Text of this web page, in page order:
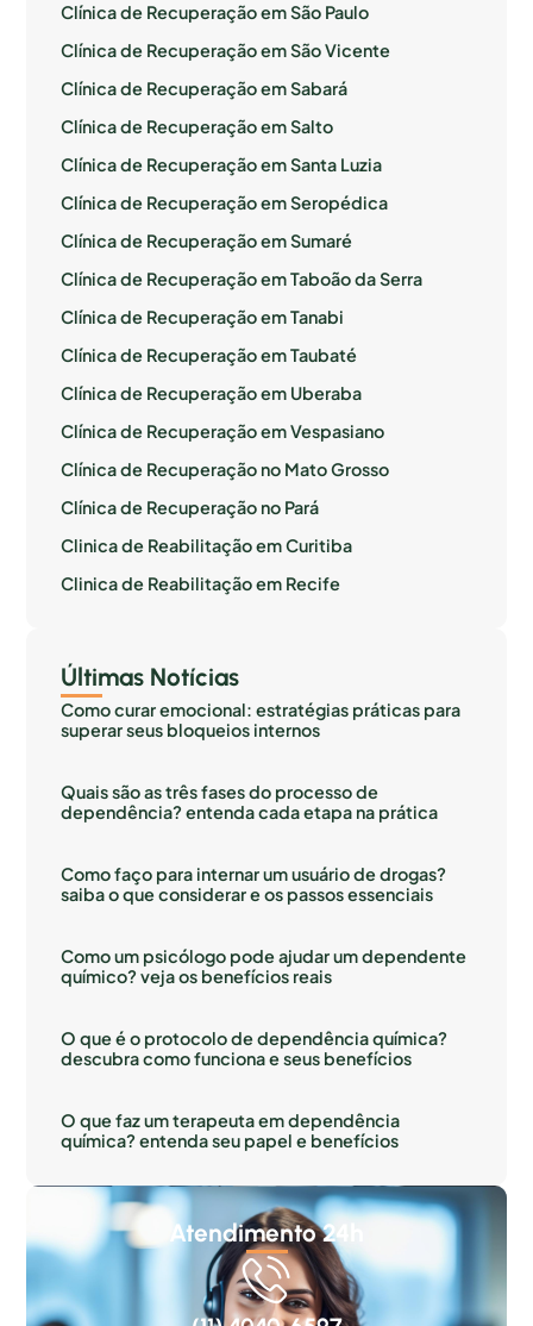
Clínica de Recuperação em São Paulo
Clínica de Recuperação em São Vicente
Clínica de Recuperação em Sabará
Clínica de Recuperação em Salto
Clínica de Recuperação em Santa Luzia
Clínica de Recuperação em Seropédica
Clínica de Recuperação em Sumaré
Clínica de Recuperação em Taboão da Serra
Clínica de Recuperação em Tanabi
Clínica de Recuperação em Taubaté
Clínica de Recuperação em Uberaba
Clínica de Recuperação em Vespasiano
Clínica de Recuperação no Mato Grosso
Clínica de Recuperação no Pará
Clinica de Reabilitação em Curitiba
Clinica de Reabilitação em Recife
Últimas Notícias
Como curar emocional: estratégias práticas para
superar seus bloqueios internos
Quais são as três fases do processo de
dependência? entenda cada etapa na prática
Como faço para internar um usuário de drogas?
saiba o que considerar e os passos essenciais
Como um psicólogo pode ajudar um dependente
químico? veja os benefícios reais
O que é o protocolo de dependência química?
descubra como funciona e seus benefícios
O que faz um terapeuta em dependência
química? entenda seu papel e benefícios
Atendimento 24h